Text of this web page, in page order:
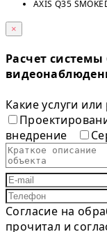
AXIS Q35
×
Расчет системы
Какие услуги
внедрение
Согласие на
прочитал и